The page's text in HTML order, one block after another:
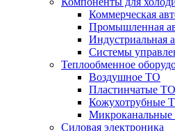
Коммерческая
Промышленная
Индустриальная
Системы
Теплообменное
Воздушное ТО
Пластинчатые ТО
Кожухотрубные
Силовая электроника